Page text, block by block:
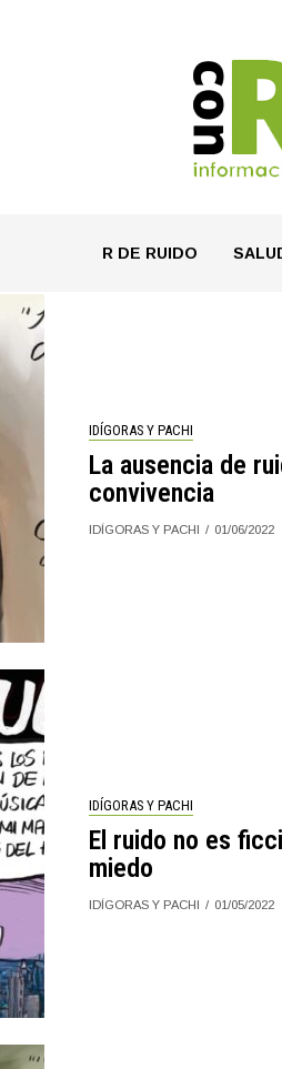
R DE RUIDO
IDÍGORAS Y PACHI
La ausencia de
convivencia
IDÍGORAS Y PACHI 01/06/2022
IDÍGORAS Y PACHI
El ruido no es
miedo
IDÍGORAS Y PACHI 01/05/2022